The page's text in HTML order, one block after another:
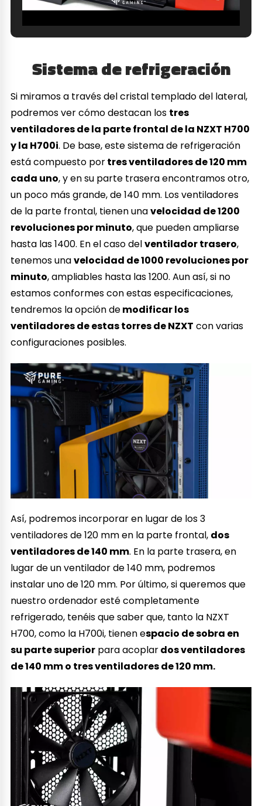
Sistema de refrigeración
Si miramos a través del cristal templado del lateral,
podremos ver cómo destacan los tres
ventiladores de la parte frontal de la NZXT H700
y la H700i. De base, este sistema de refrigeración
está compuesto portres ventiladores de 120 mm
cada uno, y en su parte trasera encontramos otro,
un poco más grande, de 140 mm. Los ventiladores
de la parte frontal, tienen unavelocidad de 1200
revoluciones por minuto, que pueden ampliarse
hasta las 1400. En el caso delventilador trasero,
tenemos unavelocidad de 1000 revoluciones por
minuto, ampliables hasta las 1200. Aun así, si no
estamos conformes con estas especificaciones,
tendremos la opción demodificar los
ventiladores de estas torres de NZXT con varias
configuraciones posibles.
Así, podremos incorporar en lugar de los 3
ventiladores de 120 mm en la parte frontal, dos
ventiladores de 140 mm. En la parte trasera, en
lugar de un ventilador de 140 mm, podremos
instalar uno de 120 mm. Por último, si queremos que
nuestro ordenador esté completamente
refrigerado, tenéis que saber que, tanto la NZXT
H700, como la H700i, tienen espacio de sobra en
su parte superior para acoplardos ventiladores
de 140 mm o tres ventiladores de 120 mm.